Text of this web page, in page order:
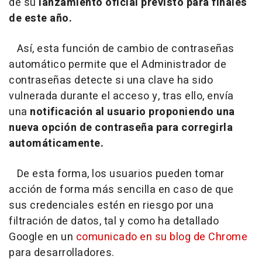
de este año.
Así, esta función de cambio de contraseñas
automático permite que el Administrador de
contraseñas detecte si una clave ha sido
vulnerada durante el acceso y, tras ello, envía
una notificación al usuario proponiendo una
nueva opción de contraseña para corregirla
automáticamente.
De esta forma, los usuarios pueden tomar
acción de forma más sencilla en caso de que
sus credenciales estén en riesgo por una
filtración de datos, tal y como ha detallado
Google en un comunicado en su blog de Chrome
para desarrolladores.